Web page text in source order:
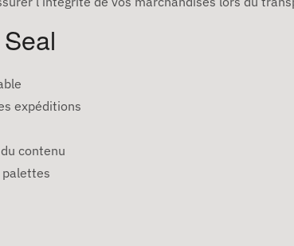
expéditions
contenu
palettes